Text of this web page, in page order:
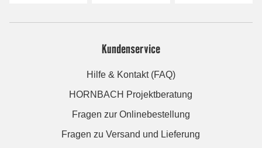
Kundenservice
Hilfe & Kontakt (FAQ)
HORNBACH Projektberatung
Fragen zur Onlinebestellung
Fragen zu Versand und Lieferung